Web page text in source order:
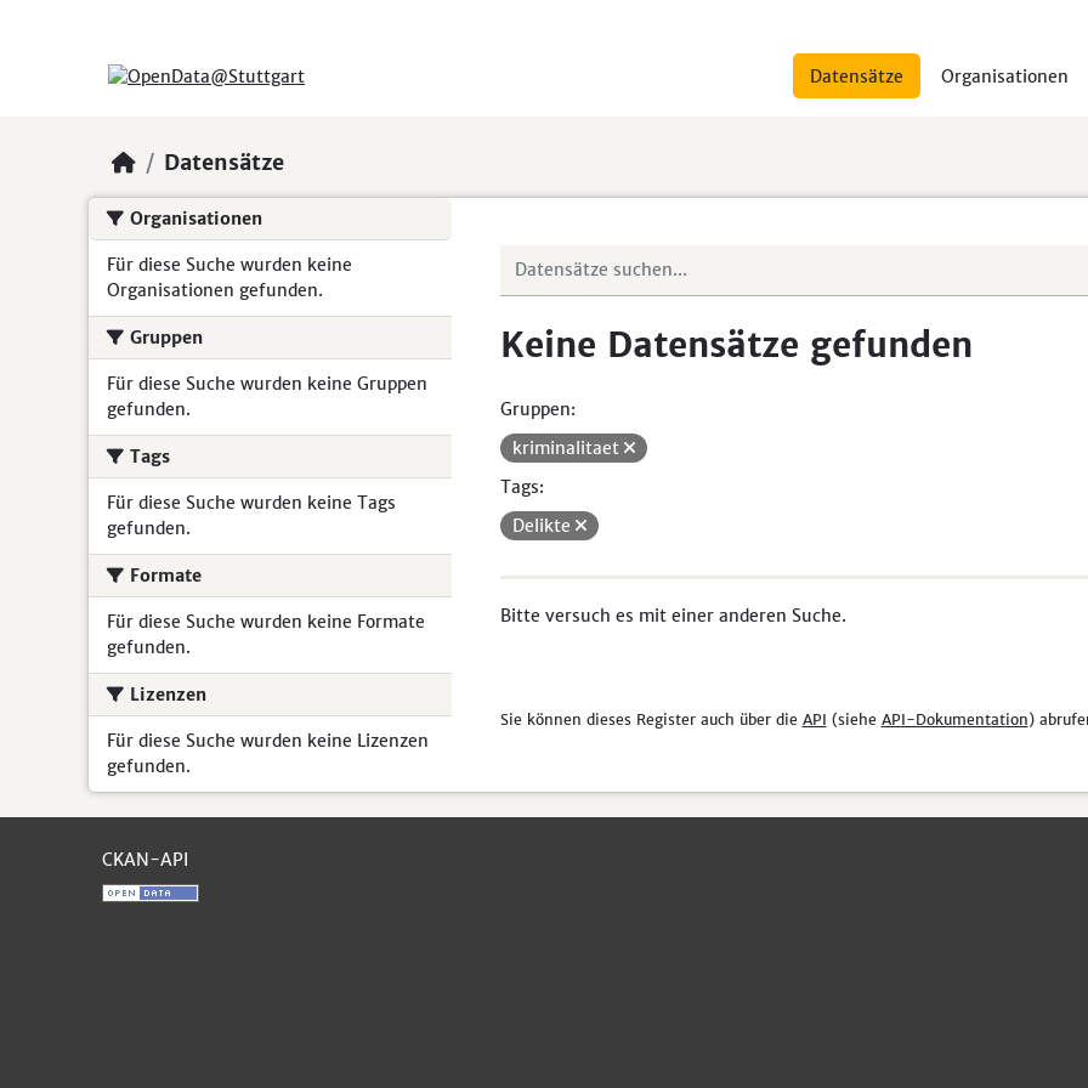
Datensätze Organisationen
Datensätze
Organisationen
Für diese Suche wurden keine
Organisationen gefunden.
Gruppen
Für diese Suche wurden keine Gruppen
gefunden.
Tags
Für diese Suche wurden keine Tags
gefunden.
Formate
Für diese Suche wurden keine Formate
gefunden.
Lizenzen
Für diese Suche wurden keine Lizenzen
gefunden.
Keine Datensätze gefunden
Gruppen:
kriminalitaet
Tags:
Delikte
Bitte versuch es mit einer anderen Suche.
Sie können dieses Register auch über die API (siehe API-Dokumentation)
CKAN-API